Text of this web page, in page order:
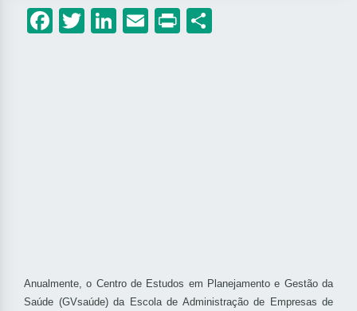
Facebook
Twitter
LinkedIn
Email
Print
Anualmente, o Centro de Estudos em Planejamento e Gestão da
Saúde (GVsaúde) da Escola de Administração de Empresas de